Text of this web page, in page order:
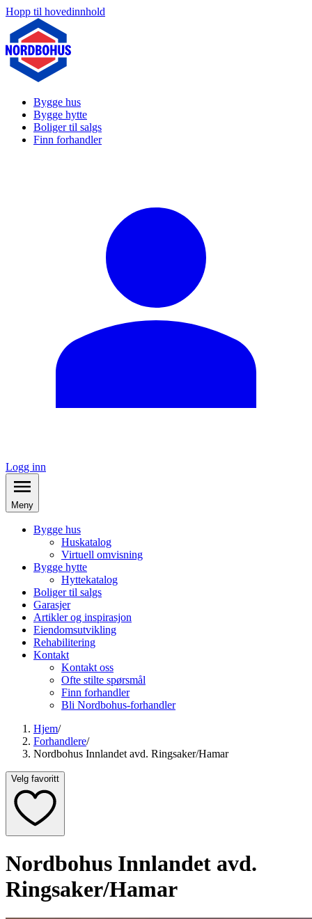
Hopp til hovedinnhold
Bygge hus
Bygge hytte
Boliger til salgs
Finn forhandler
Logg inn
Meny
Bygge hus
Huskatalog
Virtuell omvisning
Bygge hytte
Hyttekatalog
Boliger til salgs
Garasjer
Artikler og inspirasjon
Eiendomsutvikling
Rehabilitering
Kontakt
Kontakt oss
Ofte stilte spørsmål
Finn forhandler
Bli Nordbohus-forhandler
Hjem/
Forhandlere/
Nordbohus Innlandet avd. Ringsaker/Hamar
Velg favoritt
Nordbohus Innlandet avd.
Ringsaker/Hamar